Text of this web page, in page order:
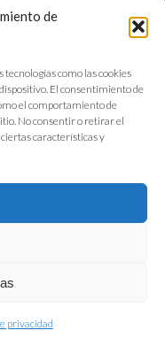
de
como las cookies
El consentimiento de
el comportamiento de
No consentir o retirar el
características y
privacidad
la Alimentación y Bebidas